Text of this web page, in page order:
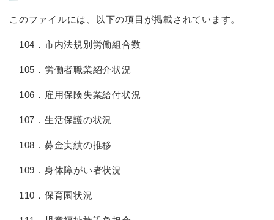
このファイルには、以下の項目が掲載されています。
104．市内法規別労働組合数
105．労働者職業紹介状況
106．雇用保険失業給付状況
107．生活保護の状況
108．募金実績の推移
109．身体障がい者状況
110．保育園状況